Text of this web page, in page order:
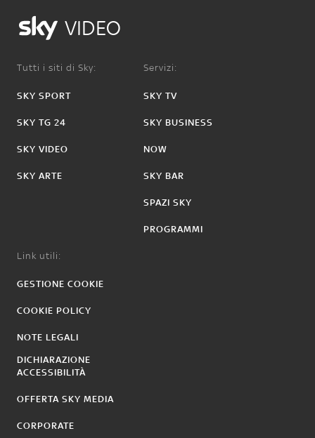
VIDEO
Tutti i siti di Sky:
SKY SPORT
SKY TG 24
SKY VIDEO
SKY ARTE
Servizi:
SKY TV
SKY BUSINESS
NOW
SKY BAR
SPAZI SKY
PROGRAMMI
Link utili:
GESTIONE COOKIE
COOKIE POLICY
NOTE LEGALI
DICHIARAZIONE
ACCESSIBILITÀ
OFFERTA SKY MEDIA
CORPORATE